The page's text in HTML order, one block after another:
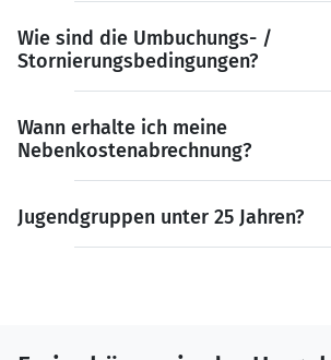
Wie sind die Umbuchungs- /
Stornierungsbedingungen?
Wann erhalte ich meine
Nebenkostenabrechnung?
Jugendgruppen unter 25 Jahren?